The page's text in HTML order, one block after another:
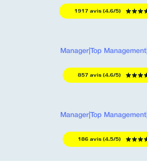
1917 avis (4.6/5)
Manager Top Management
857 avis (4.6/5)
Manager Top Management
186 avis (4.5/5)